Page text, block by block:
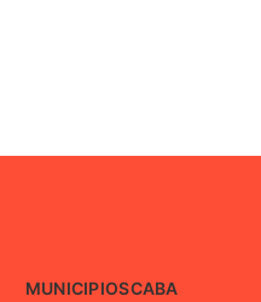
MUNICIPIOSCABA